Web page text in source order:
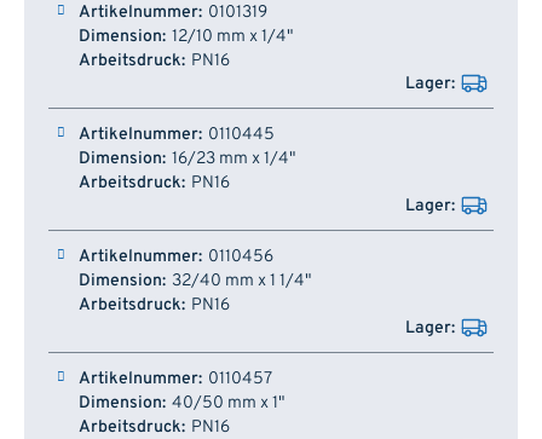
0101319
12/10 mm x 1/4"
PN16
0110445
16/23 mm x 1/4"
PN16
0110456
32/40 mm x 1 1/4"
PN16
0110457
40/50 mm x 1"
PN16